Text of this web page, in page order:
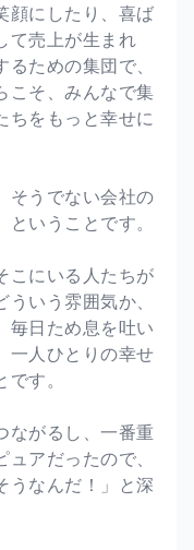
顔にしたり、喜ば
て売上が生まれ
ための集団で、
こそ、みんなで集
ちをもっと幸せに
そうでない会社の
いうことです。
こにいる人たちが
いう雰囲気か、
毎日ため息を吐い
一人ひとりの幸せ
す。
ながるし、一番重
アだったので、
うなんだ！」と深